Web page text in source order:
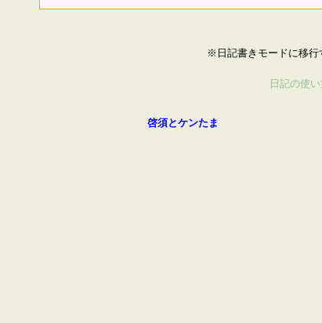
※日記書きモードに移行
日記の使
啓須とケンたま